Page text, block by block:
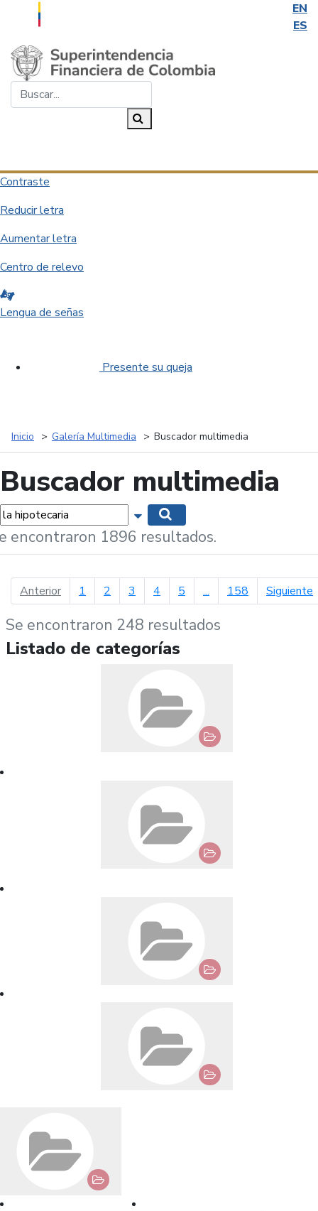
EN
ES
Saltar al contenido principal
Contraste
Reducir letra
Aumentar letra
Centro de relevo
Lengua de señas
Presente su queja
Inicio Galería Multimedia Buscador multimedia
Buscador multimedia
Mostrar opciones de búsqueda
encontraron 1896 resultados.
Anteriorpágina anterior
1 2 3 4 5 ... 158 Siguiente
Se encontraron 248 resultados
Listado de categorías